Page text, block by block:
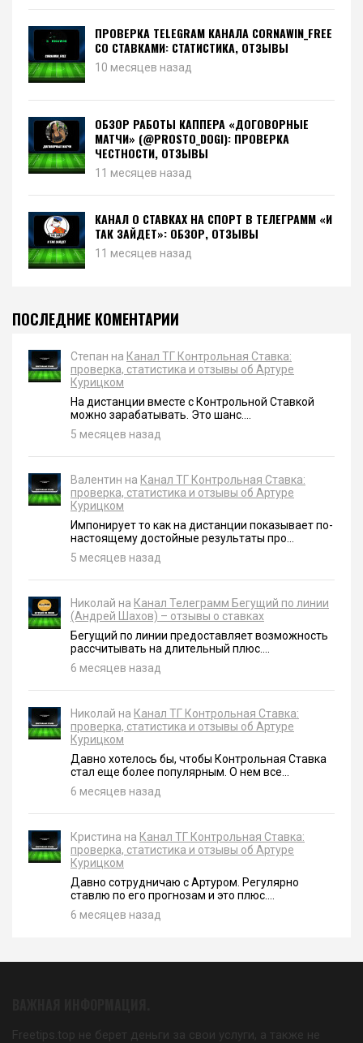
ПРОВЕРКА TELEGRAM КАНАЛА CORNAWIN_FREE
СО СТАВКАМИ: СТАТИСТИКА, ОТЗЫВЫ
10 месяцев назад
ОБЗОР РАБОТЫ КАППЕРА «ДОГОВОРНЫЕ
МАТЧИ» (@PROSTO_DOGI): ПРОВЕРКА
ЧЕСТНОСТИ, ОТЗЫВЫ
11 месяцев назад
КАНАЛ О СТАВКАХ НА СПОРТ В ТЕЛЕГРАММ «И
ТАК ЗАЙДЕТ»: ОБЗОР, ОТЗЫВЫ
11 месяцев назад
ПОСЛЕДНИЕ КОМЕНТАРИИ
Степан на Канал ТГ Контрольная Ставка:
проверка, статистика и отзывы об Артуре
Курицком
На дистанции вместе с Контрольной Ставкой
можно зарабатывать. Это шанс....
5 месяцев назад
Валентин на Канал ТГ Контрольная Ставка:
проверка, статистика и отзывы об Артуре
Курицком
Импонирует то как на дистанции показывает по-
настоящему достойные результаты про...
5 месяцев назад
Николай на Канал Телеграмм Бегущий по линии
(Андрей Шахов) – отзывы о ставках
Бегущий по линии предоставляет возможность
рассчитывать на длительный плюс....
6 месяцев назад
Николай на Канал ТГ Контрольная Ставка:
проверка, статистика и отзывы об Артуре
Курицком
Давно хотелось бы, чтобы Контрольная Ставка
стал еще более популярным. О нем все...
6 месяцев назад
Кристина на Канал ТГ Контрольная Ставка:
проверка, статистика и отзывы об Артуре
Курицком
Давно сотрудничаю с Артуром. Регулярно
ставлю по его прогнозам и это плюс....
6 месяцев назад
Freetips.top не берет деньги за свои услуги, а также не